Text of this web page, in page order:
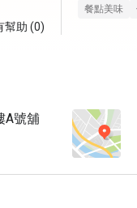
幫助 (0)
staff.
餐點美味
A號舖